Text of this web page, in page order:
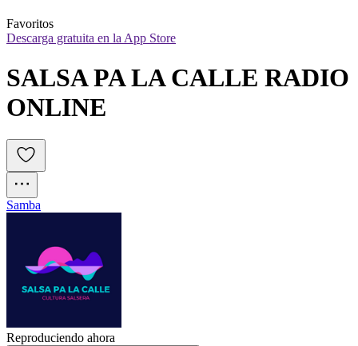
Favoritos
Descarga gratuita en la App Store
SALSA PA LA CALLE RADIO
ONLINE
Samba
Reproduciendo ahora